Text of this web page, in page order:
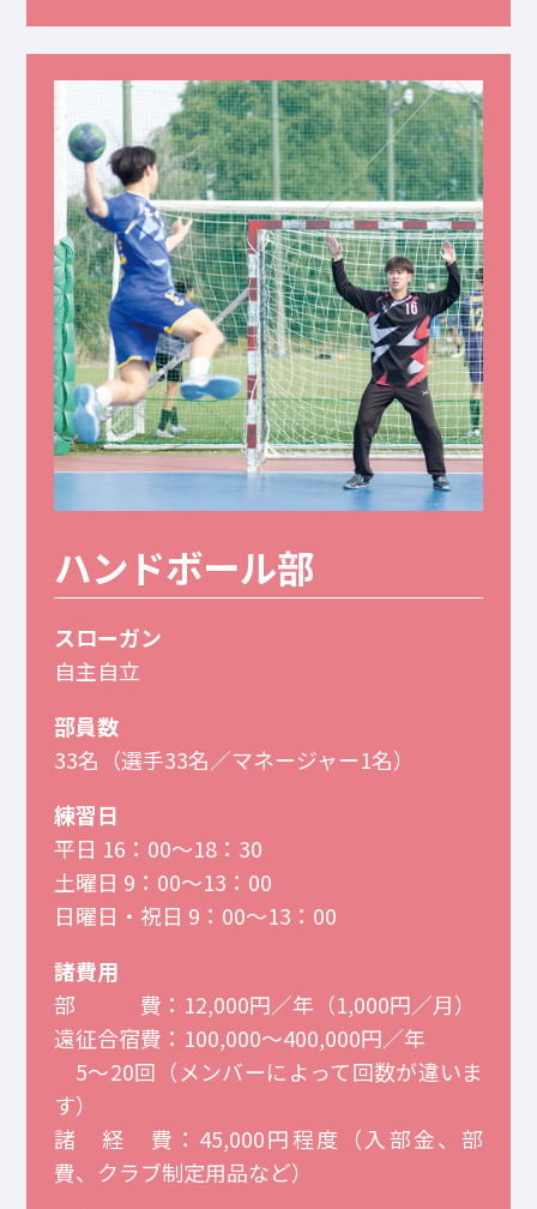
ハンドボール部
スローガン
自主自立
部員数
33名（選手33名／マネージャー1名）
練習日
平日 16：00～18：30
土曜日 9：00～13：00
日曜日・祝日 9：00～13：00
諸費用
部 費：12,000円／年（1,000円／月）
遠征合宿費：100,000～400,000円／年
5～20回（メンバーによって回数が違いま
す）
諸 経 費：45,000円程度（入部金、部
費、クラブ制定用品など）